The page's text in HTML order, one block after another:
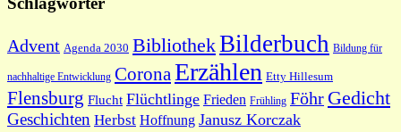
Advent Agenda 2030 BibliothekBilderbuch Bildung für
nachhaltige Entwicklung Corona Erzählen Etty Hillesum
Flensburg Flucht Flüchtlinge Frieden Frühling Föhr Gedicht
Geschichten Herbst Hoffnung Janusz Korczak